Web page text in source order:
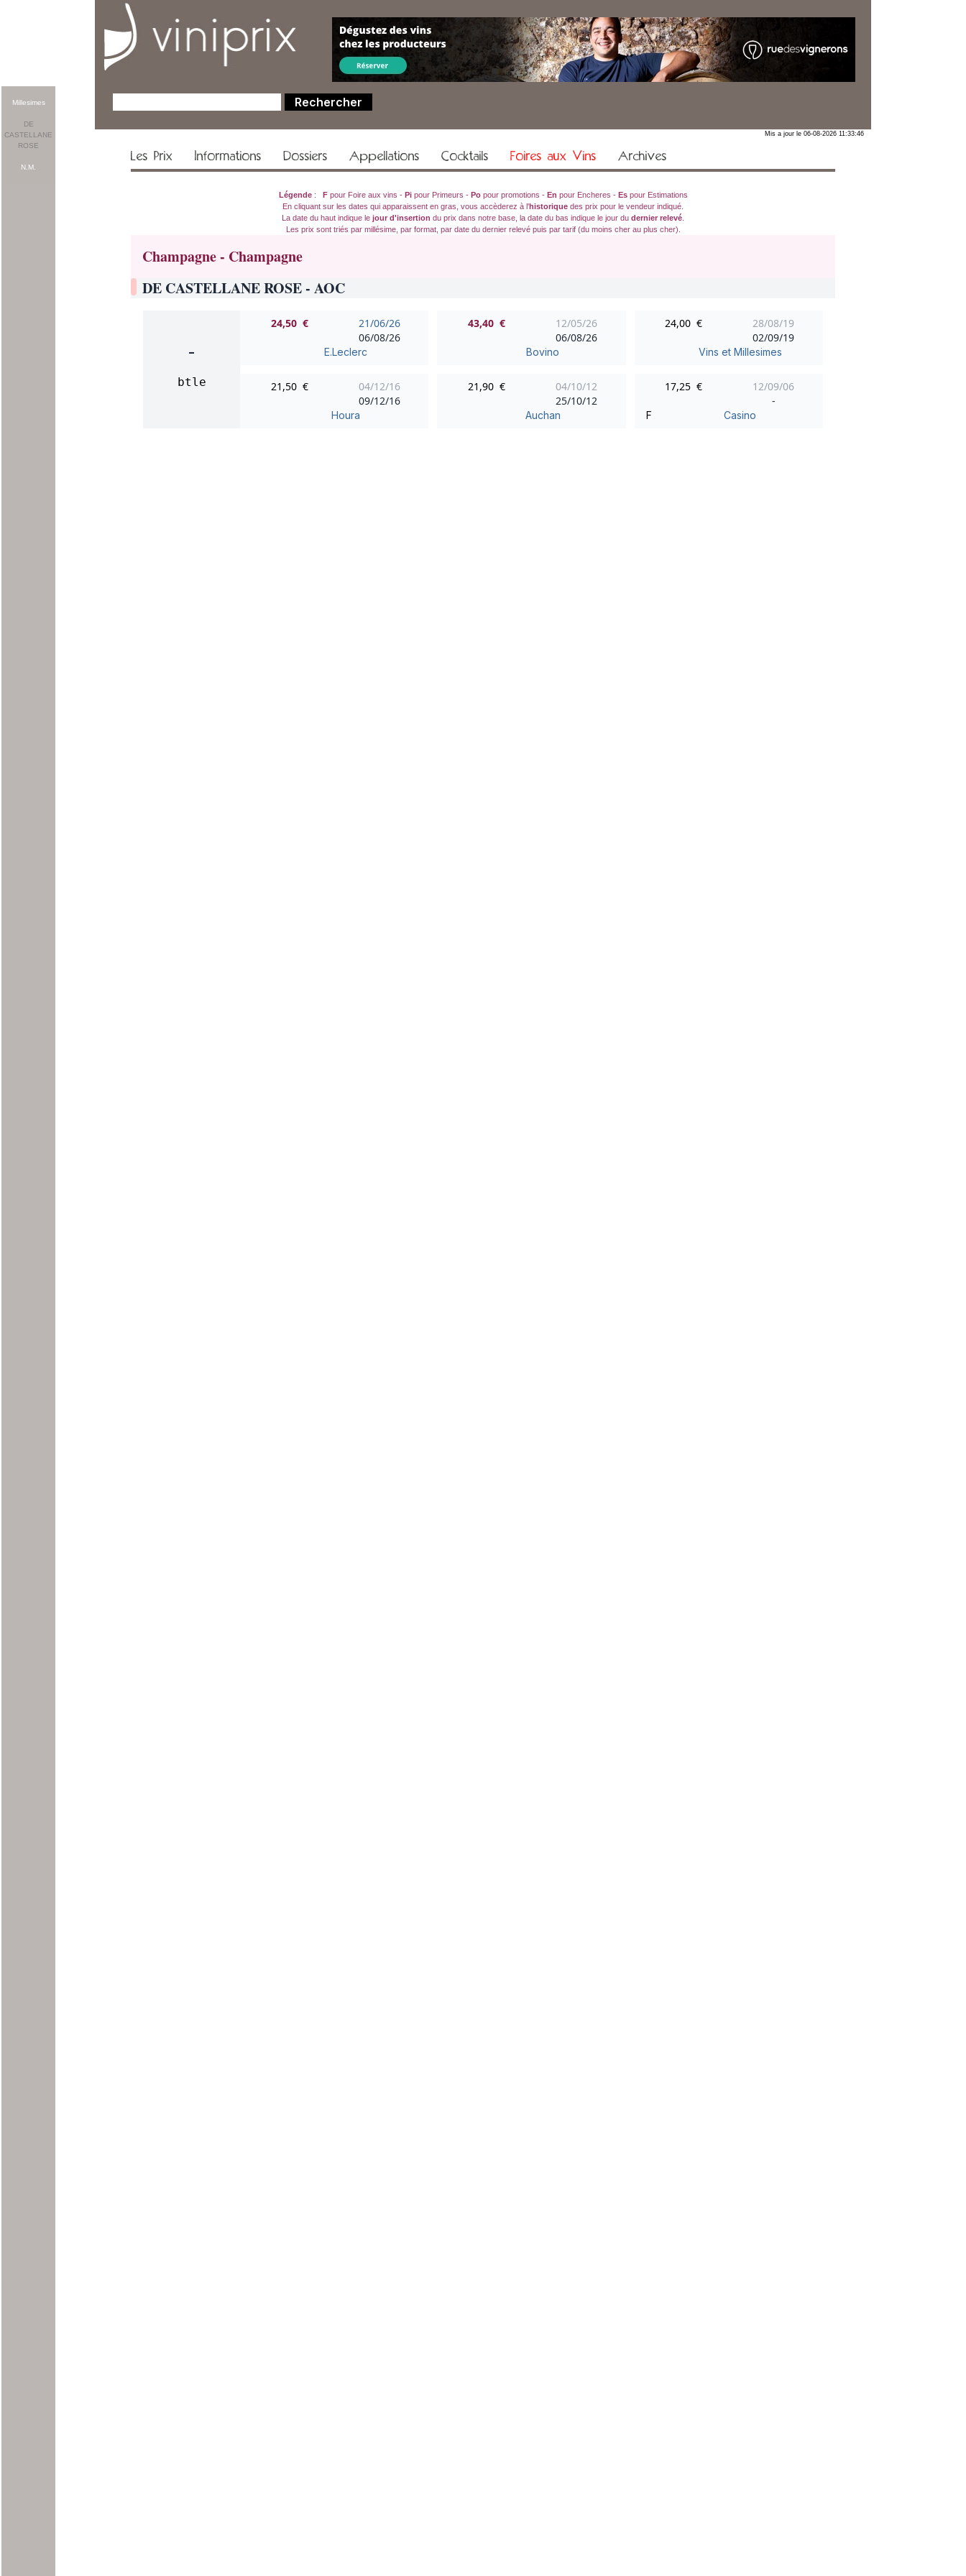
Mis a jour le 06-08-2026 11:33:46
Les Prix Informations Dossiers Appellations Cocktails Foires aux Vins Archives
Légende: Fpour Foire aux vins - Pipour Primeurs - Popour promotions - En pour Encheres - Espour Estimations
En cliquant sur les dates qui apparaissent en gras, vous accèderez à l'historique des prix pour le vendeur indiqué.
La date du haut indique le jour d'insertion du prix dans notre base, la date du bas indique le jour du dernier relevé
Les prix sont triés par millésime, par format, par date du dernier relevé puis par tarif (du moins cher au plus cher).
Champagne - Champagne
DE CASTELLANE ROSE - AOC
-
btle
24,50 €
21/06/26
06/08/26
E.Leclerc
43,40 €
12/05/26
06/08/26
Bovino
24,00 €
28/08/19
02/09/19
Vins et Millesimes
21,50 €
04/12/16
09/12/16
Houra
21,90 €
04/10/12
25/10/12
Auchan
17,25 €
12/09/06
-
F Casino
Millesimes
DE
CASTELLANE
ROSE
N.M.